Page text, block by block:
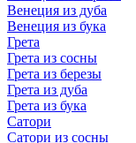
Венеция из дуба
Венеция из бука
Грета
Грета из сосны
Грета из березы
Грета из дуба
Грета из бука
Сатори
Сатори из сосны